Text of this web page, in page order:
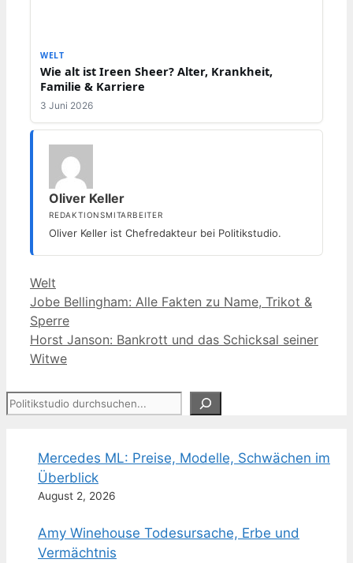
WELT
Wie alt ist Ireen Sheer? Alter, Krankheit,
Familie & Karriere
3 Juni 2026
Oliver Keller
REDAKTIONSMITARBEITER
Oliver Keller ist Chefredakteur bei Politikstudio.
Kategorien
Welt
Jobe Bellingham: Alle Fakten zu Name, Trikot &
Sperre
Horst Janson: Bankrott und das Schicksal seiner
Witwe
Suchen
Mercedes ML: Preise, Modelle, Schwächen im
Überblick
August 2, 2026
Amy Winehouse Todesursache, Erbe und
Vermächtnis